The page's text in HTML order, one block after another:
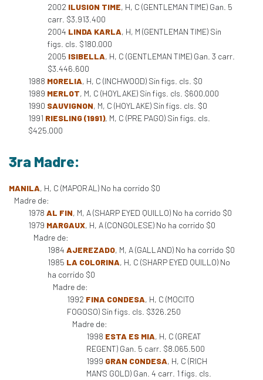
2002 ILUSION TIME, H, C (GENTLEMAN TIME) Gan. 5
carr. $3.913.400
2004 LINDA KARLA, H, M (GENTLEMAN TIME) Sin
figs. cls. $180.000
2005 ISIBELLA, H, C (GENTLEMAN TIME) Gan. 3 carr.
$3.446.600
1988 MORELIA, H, C (INCHWOOD) Sin figs. cls. $0
1989 MERLOT, M, C (HOYLAKE) Sin figs. cls. $600.000
1990 SAUVIGNON, M, C (HOYLAKE) Sin figs. cls. $0
1991 RIESLING (1991), M, C (PRE PAGO) Sin figs. cls.
$425.000
3ra Madre:
MANILA, H, C (MAPORAL) No ha corrido $0
Madre de:
1978 AL FIN, M, A (SHARP EYED QUILLO) No ha corrido $0
1979 MARGAUX, H, A (CONGOLESE) No ha corrido $0
Madre de:
1984 AJEREZADO, M, A (GALLAND) No ha corrido $0
1985 LA COLORINA, H, C (SHARP EYED QUILLO) No
ha corrido $0
Madre de:
1992 FINA CONDESA, H, C (MOCITO
FOGOSO) Sin figs. cls. $326.250
Madre de:
1998 ESTA ES MIA, H, C (GREAT
REGENT) Gan. 5 carr. $8.065.500
1999 GRAN CONDESA, H, C (RICH
MAN'S GOLD) Gan. 4 carr. 1 figs. cls.